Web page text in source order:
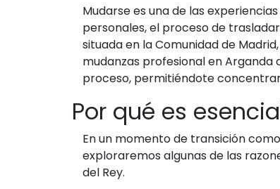
Mudarse es una de las
personales, el proceso de
situada en la Comunidad de
mudanzas profesional en Arganda
proceso, permitiéndote
Por qué es
En un momento de transición
exploraremos algunas de las
del Rey.